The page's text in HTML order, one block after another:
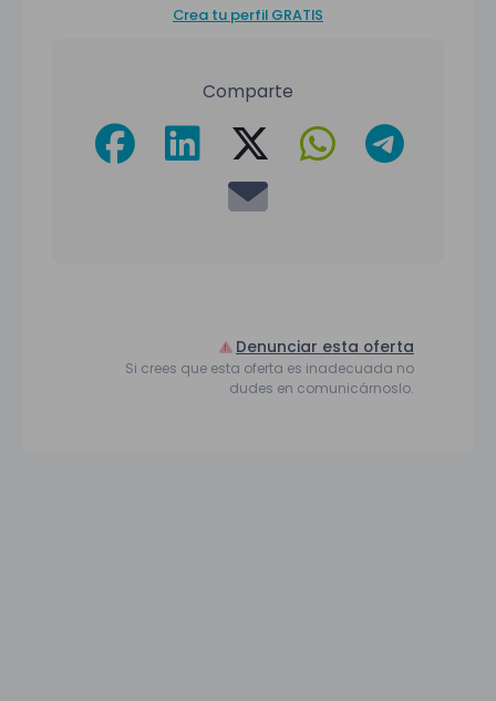
Crea tu perfil GRATIS
Comparte
Denunciar esta oferta
Si crees que esta oferta es inadecuada no
dudes en comunicárnoslo.